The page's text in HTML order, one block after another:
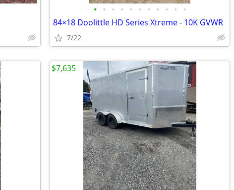
• • • • • • • • • • •
84×18 Doolittle HD Series Xtreme - 10K GVWR
7/22
$7,635